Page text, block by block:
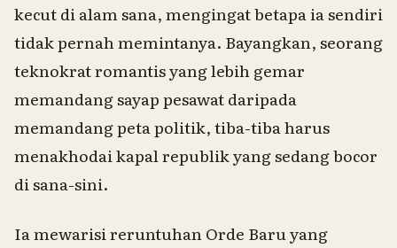
kecut di alam sana, mengingat betapa ia sendiri
tidak pernah memintanya. Bayangkan, seorang
teknokrat romantis yang lebih gemar
memandang sayap pesawat daripada
memandang peta politik, tiba-tiba harus
menakhodai kapal republik yang sedang bocor
di sana-sini.
Ia mewarisi reruntuhan Orde Baru yang